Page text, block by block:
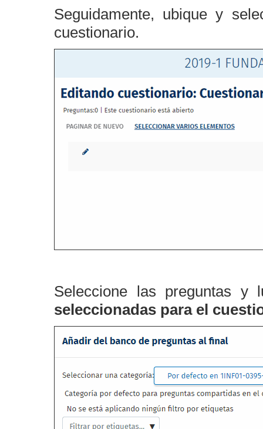
Seguidamente, ubique y
cuestionario.
Seleccione las preguntas
seleccionadas para el